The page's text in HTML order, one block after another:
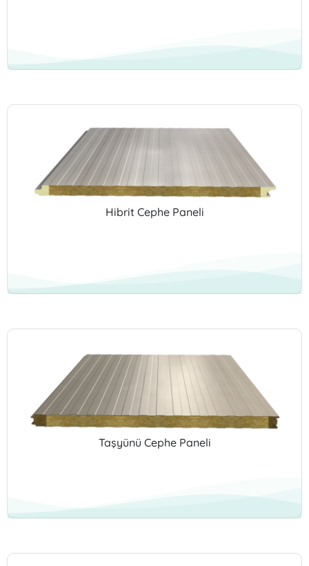
Hibrit Cephe Paneli
Taşyünü Cephe Paneli